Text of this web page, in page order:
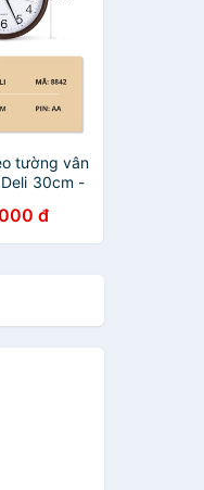
tường vân
30cm -
tiết - vpp
lẻ)
đ